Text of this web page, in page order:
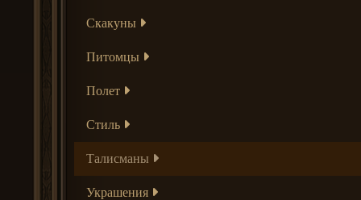
Скакуны
Питомцы
Полет
Стиль
Талисманы
Украшения